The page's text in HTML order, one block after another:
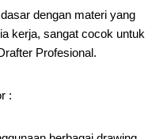
dengan materi yang
kerja, sangat cocok untuk
Profesional.
: